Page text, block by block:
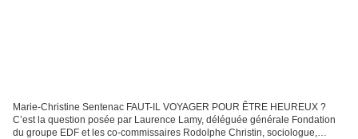
Marie-Christine Sentenac FAUT-IL VOYAGER POUR ÊTRE HEUREUX ?
C’est la question posée par Laurence Lamy, déléguée générale Fondation
du groupe EDF et les co-commissaires Rodolphe Christin, sociologue,